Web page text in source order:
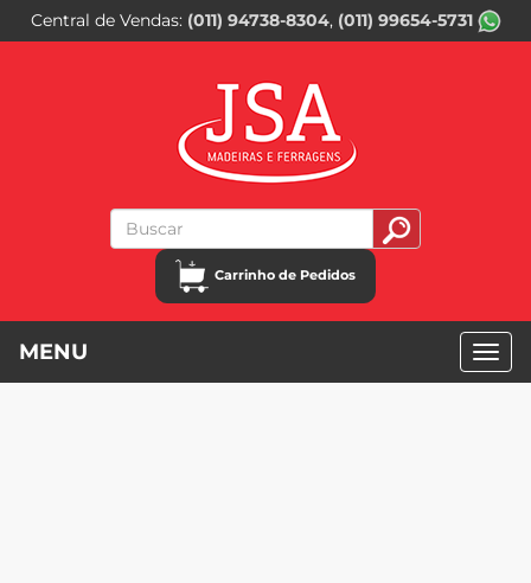
Central de Vendas (011) 94738-8304 (011) 99654-5731
Carrinho de Pedidos
MENU